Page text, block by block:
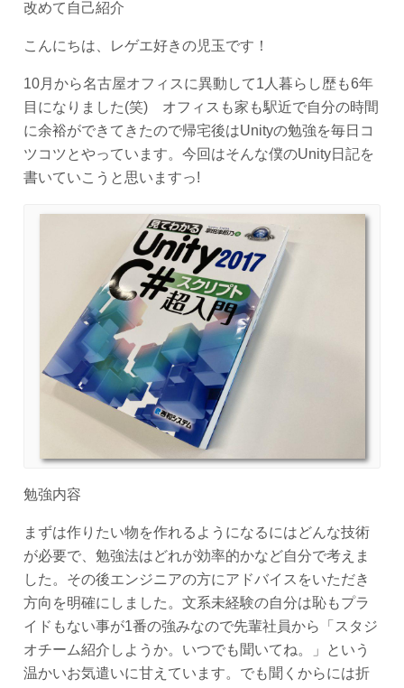
改めて自己紹介
こんにちは、レゲエ好きの児玉です！
10月から名古屋オフィスに異動して1人暮らし歴も6年
目になりました(笑) オフィスも家も駅近で自分の時間
に余裕ができてきたので帰宅後はUnityの勉強を毎日コ
ツコツとやっています。今回はそんな僕のUnity日記を
書いていこうと思いますっ!
勉強内容
まずは作りたい物を作れるようになるにはどんな技術
が必要で、勉強法はどれが効率的かなど自分で考えま
した。その後エンジニアの方にアドバイスをいただき
方向を明確にしました。文系未経験の自分は恥もプラ
イドもない事が1番の強みなので先輩社員から「スタジ
オチーム紹介しようか。いつでも聞いてね。」という
温かいお気遣いに甘えています。でも聞くからには折